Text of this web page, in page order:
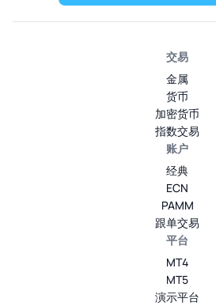
交易
金属
货币
加密货币
指数交易
账户
经典
ECN
PAMM
跟单交易
平台
MT4
MT5
演示平台